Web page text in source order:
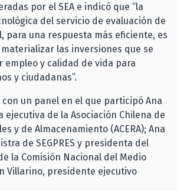
por el SEA e indicó que “la
del servicio de evaluación de
para una respuesta más eficiente, es
las inversiones que se
empleo y calidad de vida para
y ciudadanas”.
un panel en el que participó Ana
ejecutiva de la Asociación Chilena de
y de Almacenamiento (ACERA); Ana
de SEGPRES y presidenta del
la Comisión Nacional del Medio
Villarino, presidente ejecutivo